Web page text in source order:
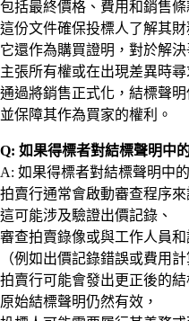
包括最終價格、費用和銷售條
這份文件確保投標人了解其
它還作為購買證明，對於解決
主張所有權或在出現差異時尋
通過將銷售正式化，結標聲
並保障其作為買家的權利。
Q: 如果得標者對結標聲明中
A: 如果得標者對結標聲明中
拍賣行通常會啟動審查程序來
這可能涉及驗證出價記錄、
審查拍賣錄像或與工作人員
（例如出價記錄錯誤或費用
拍賣行可能會發出更正後的
原始結標聲明仍然有效，